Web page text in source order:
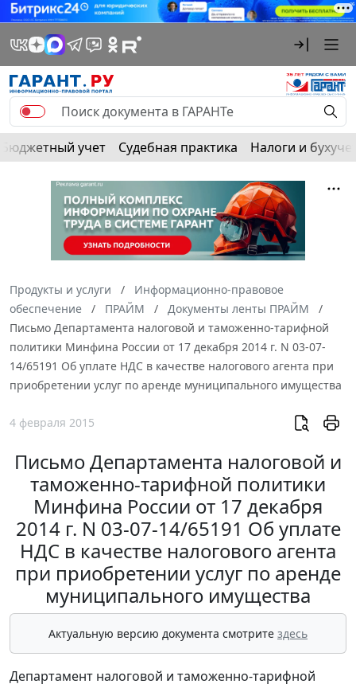
Бюджетный учет Судебная практика Налоги и
Продукты и услуги
Информационно-правовое
обеспечение
ПРАЙМ
Документы ленты ПРАЙМ
Письмо Департамента налоговой и таможенно-тарифной
политики Минфина России от 17 декабря 2014 г. N 03-07-
14/65191 Об уплате НДС в качестве налогового агента при
приобретении услуг по аренде муниципального имущества
4 февраля 2015
Письмо Департамента налоговой и
таможенно-тарифной политики
Минфина России от 17 декабря
2014 г. N 03-07-14/65191 Об уплате
НДС в качестве налогового агента
при приобретении услуг по аренде
муниципального имущества
Актуальную версию документа смотрите здесь
Департамент налоговой и таможенно-тарифной